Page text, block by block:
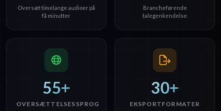
Oversæt timelange audioer på
få minutter
Brancheførende
talegenkendelse
55+
OVERSÆTTELSESSPROG
30+
EKSPORTFORMATER